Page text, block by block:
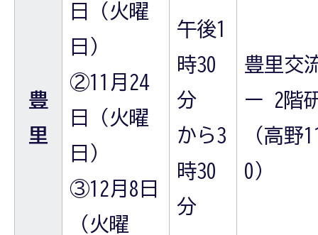
豊
里
日（火曜
日）
②11月24
日（火曜
日）
③12月8日
（火曜
午後1
時30
分
から3
時30
分
豊里交
ー 2階
（高野
0）